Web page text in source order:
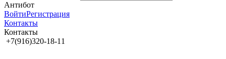
Антибот
ВойтиРегистрация
Контакты
Контакты
+7(916)320-18-11